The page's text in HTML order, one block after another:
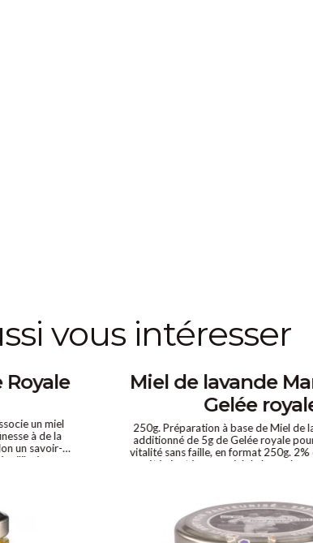
vous intéresser
Royale
un miel
à de la
un savoir-
Miel de lavande
Gelée
250g. Préparation à base de Miel de
additionné de 5g de Gelée royale
vitalité sans faille, en format 250g. 2%
été ajoutée a ce miel de lavande,